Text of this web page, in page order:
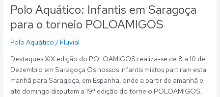
Polo Aquático: Infantis em Saragoça
para o torneio POLOAMIGOS
Polo Aquático / Fluvial
Destaques XIX edição do POLOAMIGOS realiza-se de 8 a 10 de
Dezembro em Saragoça Os nossos infantis mistos partiram esta
manhã para Saragoça, em Espanha, onde a partir de amanhã e
até domingo disputam a 19ª edição do torneio POLOAMIGOS,